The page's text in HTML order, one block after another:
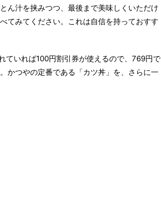
ん汁を挟みつつ、最後まで美味しくいただけ
てみてください。これは自信を持っておすす
ていれば100円割引券が使えるので、769円で
かつやの定番である「カツ丼」を、さらに一